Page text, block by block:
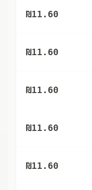
₪11.60
₪11.60
₪11.60
₪11.60
₪11.60